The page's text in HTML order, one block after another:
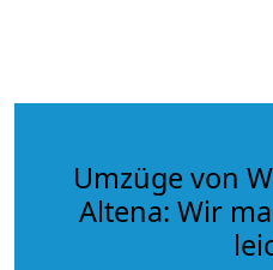
Umzüge von
Altena: Wir